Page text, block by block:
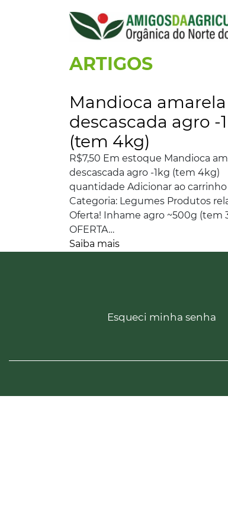
ARTIGOS
Mandioca amarela
descascada agro -
(tem 4kg)
R$7,50 Em estoque Mandioca
descascada agro -1kg (tem 4kg)
quantidade Adicionar ao carrinho
Categoria: Legumes Produtos
Oferta! Inhame agro ~500g (tem
OFERTA…
Saiba mais
Esqueci minha senha